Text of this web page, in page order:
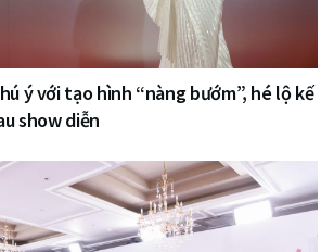
ý với tạo hình “nàng bướm”, hé lộ kế
show diễn